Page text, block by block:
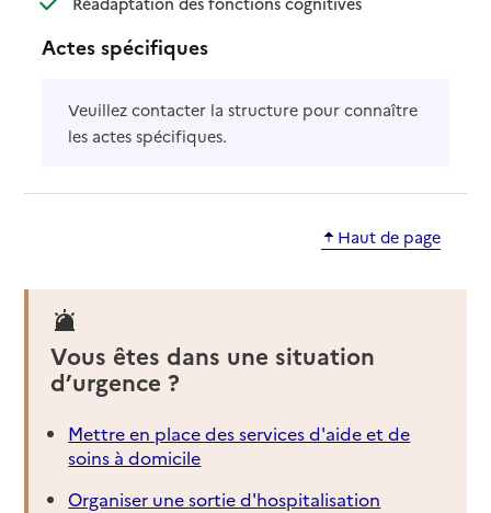
Actes spécifiques
Veuillez contacter la structure pour connaître
les actes spécifiques.
Haut de page
Vous êtes dans une situation
d’urgence ?
Mettre en place des services d'aide et de
soins à domicile
Organiser une sortie d'hospitalisation